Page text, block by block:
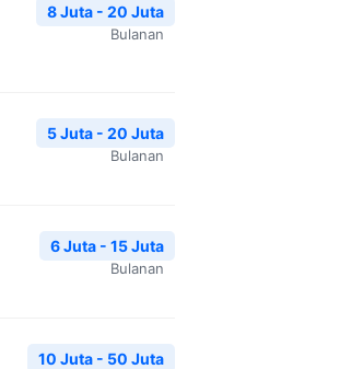
8 Juta - 20 Juta
Bulanan
5 Juta - 20 Juta
Bulanan
6 Juta - 15 Juta
Bulanan
10 Juta - 50 Juta